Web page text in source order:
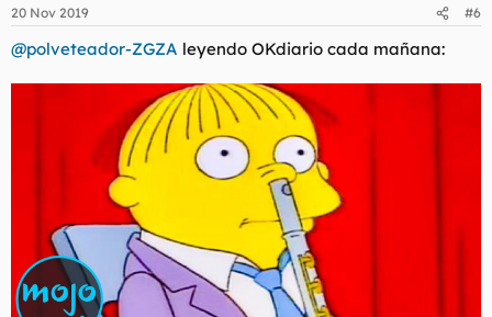
e
:
20 Nov 2019 #6
@polveteador-ZGZA leyendo OKdiario cada mañana: